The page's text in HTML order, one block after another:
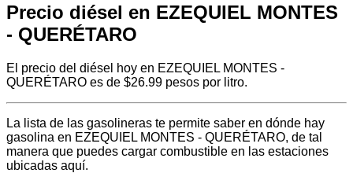
Precio diésel en EZEQUIEL MONTES
- QUERÉTARO
El precio del diésel hoy en EZEQUIEL MONTES -
QUERÉTARO es de $26.99 pesos por litro.
La lista de las gasolineras te permite saber en dónde hay
gasolina en EZEQUIEL MONTES - QUERÉTARO, de tal
manera que puedes cargar combustible en las estaciones
ubicadas aquí.